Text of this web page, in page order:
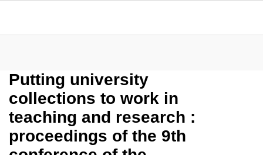
Putting university
collections to work in
teaching and research :
proceedings of the 9th